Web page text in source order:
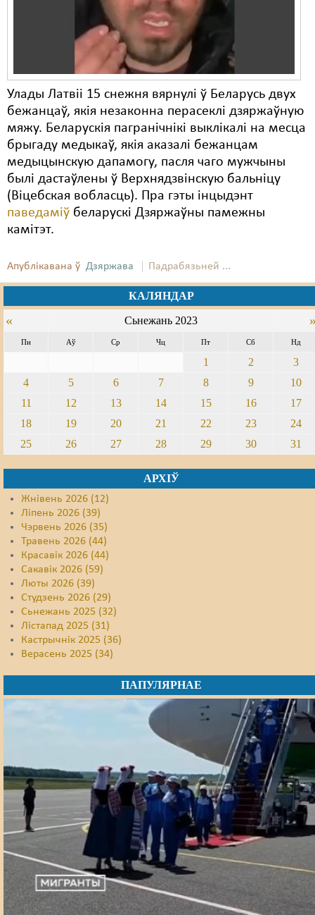
Улады Латвіі 15 снежня вярнулі ў Беларусь двух
бежанцаў, якія незаконна перасеклі дзяржаўную
мяжу. Беларускія пагранічнікі выклікалі на месца
брыгаду медыкаў, якія аказалі бежанцам
медыцынскую дапамогу, пасля чаго мужчыны
былі дастаўлены ў Верхнядзвінскую бальніцу
(Віцебская вобласць). Пра гэты інцыдэнт
паведаміў беларускі Дзяржаўны памежны
камітэт.
Апублікавана ў Дзяржава Падрабязьней ...
КАЛЯНДАР
« Сьнежань 2023
Пн Аў Ср Чц Пт Сб Нд
1 2
3
4
5 6 7 8 9
10
11
12 13 14 15 16
17
18
19 20 21 22 23
24
25
26 27 28 29 30 31
АРХІЎ
Жнівень 2026 (12)
Ліпень 2026 (39)
Чэрвень 2026 (35)
Травень 2026 (44)
Красавік 2026 (44)
Сакавік 2026 (59)
Люты 2026 (39)
Студзень 2026 (29)
Сьнежань 2025 (32)
Лістапад 2025 (31)
Кастрычнік 2025 (36)
Верасень 2025 (34)
ПАПУЛЯРНАЕ